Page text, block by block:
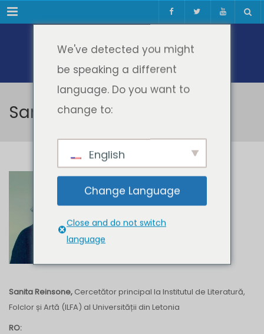
Meniul
Sanita Reinsone
Sanita Reinsone
Sanita Reinsone, Cercetător principal la Institutul de Literatură,
Folclor și Artă (ILFA) al Universității din Letonia
RO:
We've detected you might
be speaking a different
language. Do you want to
change to:
English
Change Language
Close and do not switch
language